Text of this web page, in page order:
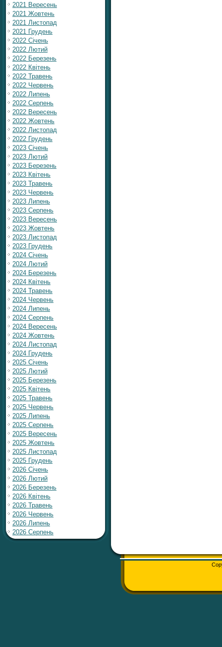
2021 Вересень
2021 Жовтень
2021 Листопад
2021 Грудень
2022 Січень
2022 Лютий
2022 Березень
2022 Квітень
2022 Травень
2022 Червень
2022 Липень
2022 Серпень
2022 Вересень
2022 Жовтень
2022 Листопад
2022 Грудень
2023 Січень
2023 Лютий
2023 Березень
2023 Квітень
2023 Травень
2023 Червень
2023 Липень
2023 Серпень
2023 Вересень
2023 Жовтень
2023 Листопад
2023 Грудень
2024 Січень
2024 Лютий
2024 Березень
2024 Квітень
2024 Травень
2024 Червень
2024 Липень
2024 Серпень
2024 Вересень
2024 Жовтень
2024 Листопад
2024 Грудень
2025 Січень
2025 Лютий
2025 Березень
2025 Квітень
2025 Травень
2025 Червень
2025 Липень
2025 Серпень
2025 Вересень
2025 Жовтень
2025 Листопад
2025 Грудень
2026 Січень
2026 Лютий
2026 Березень
2026 Квітень
2026 Травень
2026 Червень
2026 Липень
2026 Серпень